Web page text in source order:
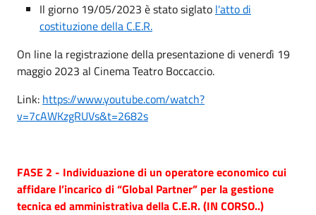
Il giorno 19/05/2023 è stato siglato l'atto di
costituzione della C.E.R.
On line la registrazione della presentazione di venerdì 19
maggio 2023 al Cinema Teatro Boccaccio.
Link: https://www.youtube.com/watch?
v=7cAWKzgRUVs&t=2682s
FASE 2 - Individuazione di un operatore economico cui
affidare l’incarico di “Global Partner” per la gestione
tecnica ed amministrativa della C.E.R. (IN CORSO..)